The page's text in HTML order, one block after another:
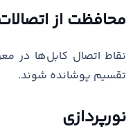
محافظت از
نقاط اتصال کابل‌ها در
تقسیم پوشانده شوند.
نورپردازی